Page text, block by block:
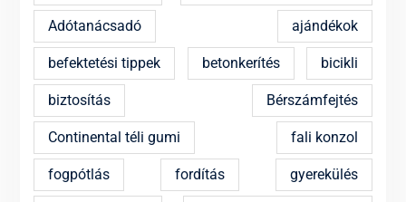
Adótanácsadó ajándékok
befektetési tippek betonkerítés bicikli
biztosítás Bérszámfejtés
Continental téli gumi fali konzol
fogpótlás fordítás gyerekülés